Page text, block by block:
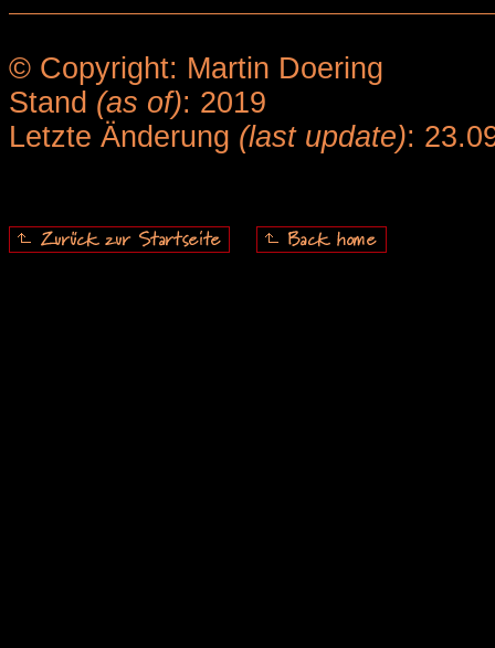
© Copyright: Martin Doering
Stand (as of): 2019
Letzte Änderung (last update):